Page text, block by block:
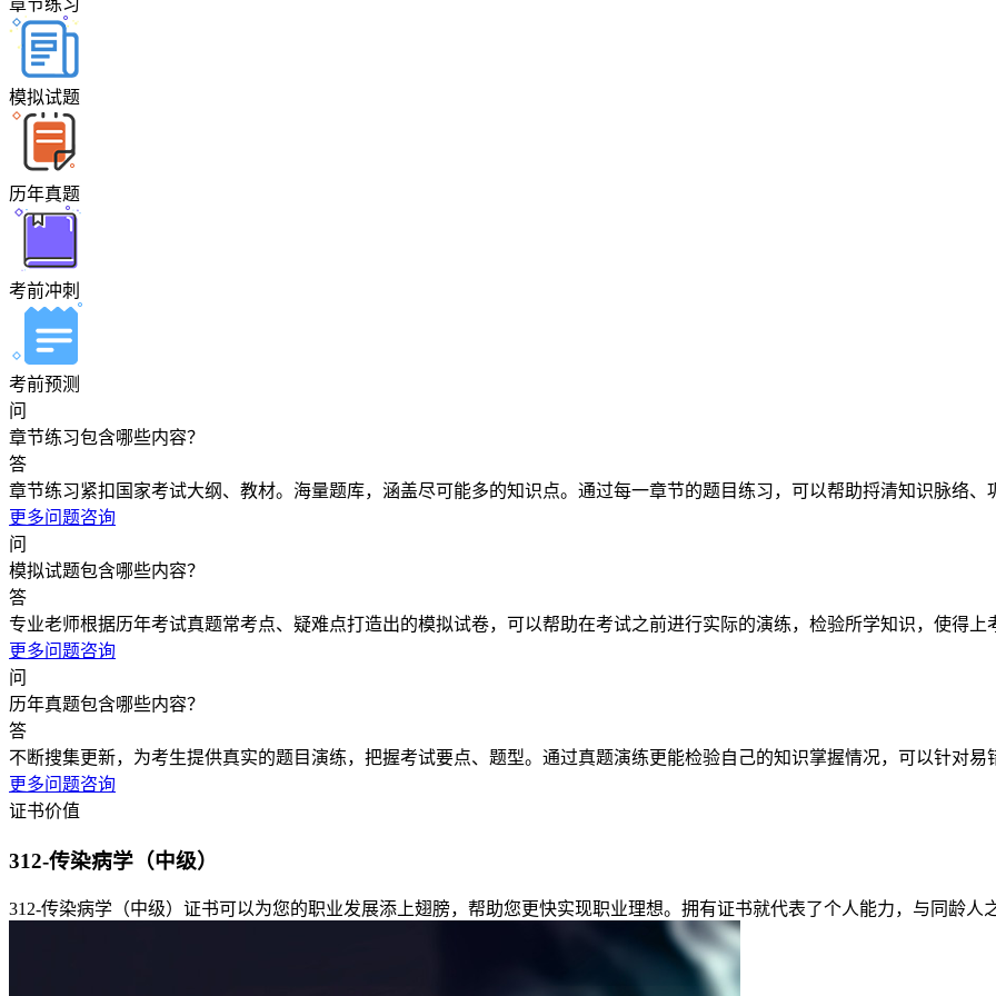
章节练习
模拟试题
历年真题
考前冲刺
考前预测
问
章节练习包含哪些内容？
答
章节练习紧扣国家考试大纲、教材。海量题库，涵盖尽可能多的知识点。通过每一章节的题目练习，可以帮助捋清知识脉络、
更多问题咨询
问
模拟试题包含哪些内容？
答
专业老师根据历年考试真题常考点、疑难点打造出的模拟试卷，可以帮助在考试之前进行实际的演练，检验所学知识，使得上
更多问题咨询
问
历年真题包含哪些内容？
答
不断搜集更新，为考生提供真实的题目演练，把握考试要点、题型。通过真题演练更能检验自己的知识掌握情况，可以针对易
更多问题咨询
证书价值
312-传染病学（中级）
312-传染病学（中级）证书可以为您的职业发展添上翅膀，帮助您更快实现职业理想。拥有证书就代表了个人能力，与同龄人